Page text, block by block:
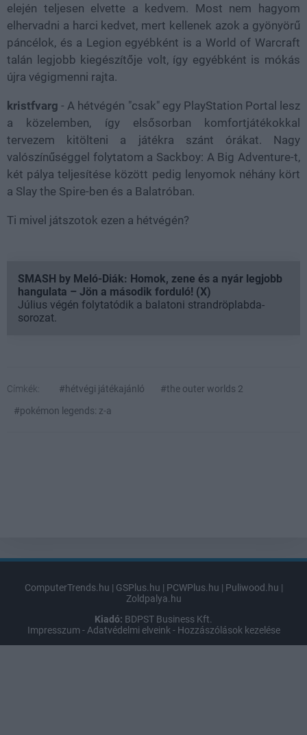
elején teljesen elvette a kedvem. Most nem hagyom
elhervadni a harci kedvet, mert kellenek azok a gyönyörű
páncélok, és a Legion egyébként is a World of Warcraft
talán legjobb kiegészítője volt, így egyébként is mókás
újra végigmenni rajta.
kristfvarg - A hétvégén "csak" egy PlayStation Portal lesz
a közelemben, így elsősorban komfortjátékokkal
tervezem kitölteni a játékra szánt órákat. Nagy
valószínűséggel folytatom a Sackboy: A Big Adventure-t,
két pálya teljesítése között pedig lenyomok néhány kört
a Slay the Spire-ben és a Balatróban.
Ti mivel játszotok ezen a hétvégén?
SMASH by Meló-Diák: Homok, zene és a nyár legjobb
hangulata – Jön a második forduló! (X)
Július végén folytatódik a balatoni strandröplabda-
sorozat.
Címkék: #hétvégi játékajánló
#the outer worlds 2
#pokémon legends: z-a
ComputerTrends.hu | GSPlus.hu | PCWPlus.hu | Puliwood.hu |
Zoldpalya.hu
Kiadó: BDPST Business Kft.
Impresszum - Adatvédelmi elveink - Hozzászólások kezelése